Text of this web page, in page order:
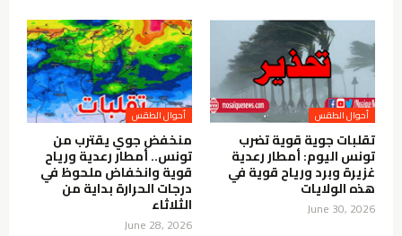
أحوال الطقس
تقلبات جوية قوية تضرب
تونس اليوم: أمطار رعدية
غزيرة وبرد ورياح قوية في
هذه الولايات
June 30, 2026
أحوال الطقس
منخفض جوي يقترب من
تونس.. أمطار رعدية ورياح
قوية وانخفاض ملحوظ في
درجات الحرارة بداية من
الثلاثاء
June 28, 2026